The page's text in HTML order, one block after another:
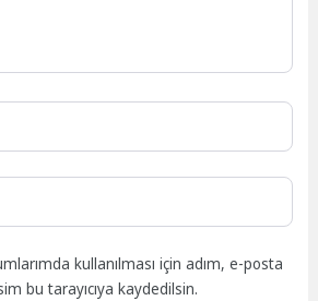
kullanılması için adım, e-posta
bu tarayıcıya kaydedilsin.